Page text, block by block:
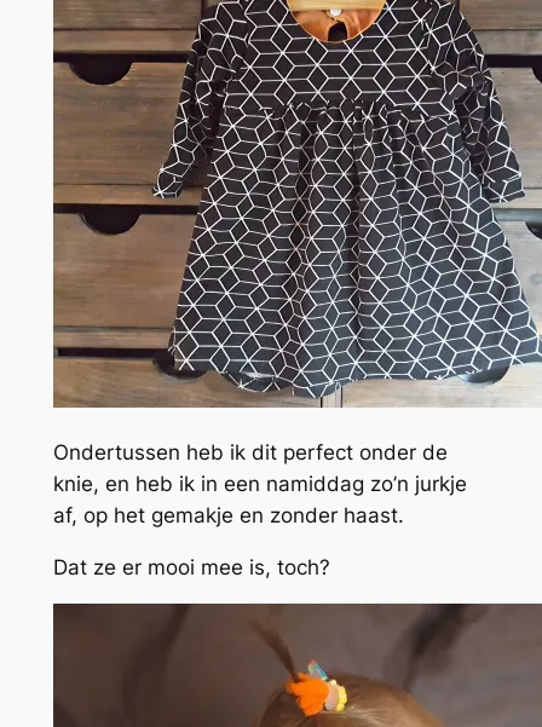
Ondertussen heb ik dit perfect onder de
knie, en heb ik in een namiddag zo’n jurkje
af, op het gemakje en zonder haast.
Dat ze er mooi mee is, toch?